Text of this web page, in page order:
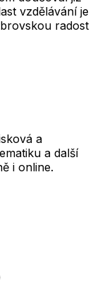
vzdělávání je
radost
a
a další
i online.